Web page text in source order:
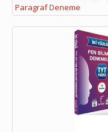
Paragraf Deneme